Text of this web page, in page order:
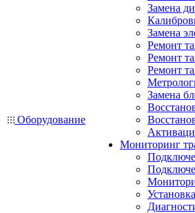
Оборудование
Замена
Замена
Ремонт
Ремонт
Ремонт
Замена
Мониторинг